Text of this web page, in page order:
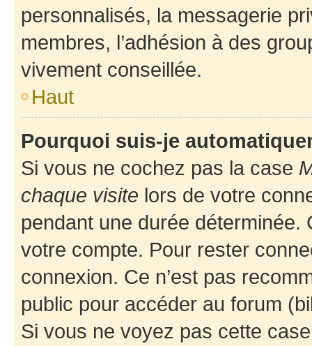
personnalisés, la messagerie
membres, l’adhésion à des
vivement conseillée.
Haut
Pourquoi suis-je
Si vous ne cochez pas la case
chaque visite lors de votre
pendant une durée déterminée.
votre compte. Pour rester
connexion. Ce n’est pas
public pour accéder au forum
Si vous ne voyez pas cette